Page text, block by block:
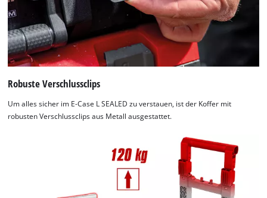
Robuste Verschlussclips
Um alles sicher im E-Case L SEALED zu verstauen, ist der Koffer mit
robusten Verschlussclips aus Metall ausgestattet.